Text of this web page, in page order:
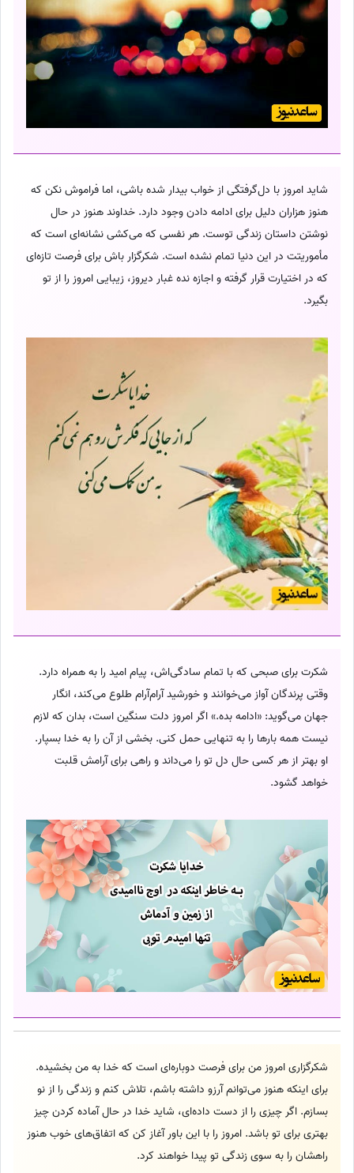
شاید امروز با دل‌گرفتگی از خواب بیدار شده باشی، اما فراموش نکن که
هنوز هزاران دلیل برای ادامه دادن وجود دارد. خداوند هنوز در حال
نوشتن داستان زندگی توست. هر نفسی که می‌کشی نشانه‌ای است که
مأموریتت در این دنیا تمام نشده است. شکرگزار باش برای فرصت تازه‌ای
که در اختیارت قرار گرفته و اجازه نده غبار دیروز، زیبایی امروز را از تو
بگیرد.
شکرت برای صبحی که با تمام سادگی‌اش، پیام امید را به همراه دارد.
وقتی پرندگان آواز می‌خوانند و خورشید آرام‌آرام طلوع می‌کند، انگار
جهان می‌گوید: «ادامه بده.» اگر امروز دلت سنگین است، بدان که لازم
نیست همه بارها را به تنهایی حمل کنی. بخشی از آن را به خدا بسپار.
او بهتر از هر کسی حال دل تو را می‌داند و راهی برای آرامش قلبت
خواهد گشود.
شکرگزاری امروز من برای فرصت دوباره‌ای است که خدا به من بخشیده.
برای اینکه هنوز می‌توانم آرزو داشته باشم، تلاش کنم و زندگی را از نو
بسازم. اگر چیزی را از دست داده‌ای، شاید خدا در حال آماده کردن چیز
بهتری برای تو باشد. امروز را با این باور آغاز کن که اتفاق‌های خوب هنوز
راهشان را به سوی زندگی تو پیدا خواهند کرد.